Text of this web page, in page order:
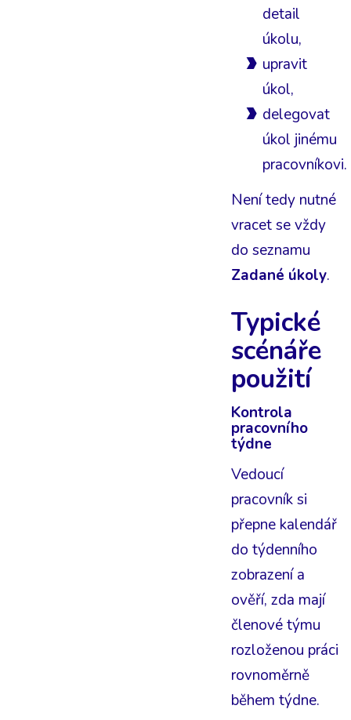
detail
úkolu,
upravit
úkol,
delegovat
úkol jinému
pracovníkovi.
Není tedy nutné
vracet se vždy
do seznamu
Zadané úkoly.
Typické
scénáře
použití
Kontrola
pracovního
týdne
Vedoucí
pracovník si
přepne kalendář
do týdenního
zobrazení a
ověří, zda mají
členové týmu
rozloženou práci
rovnoměrně
během týdne.